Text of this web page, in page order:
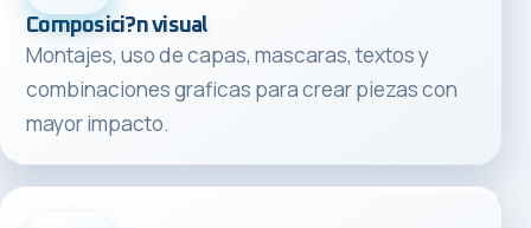
Composici?n visual
Montajes, uso de capas, mascaras, textos y
combinaciones graficas para crear piezas con
mayor impacto.